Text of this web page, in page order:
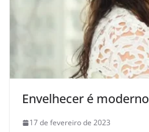
Envelhecer é moderno
17 de fevereiro de 2023